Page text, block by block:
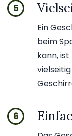
5
Ein
beim
kann,
6